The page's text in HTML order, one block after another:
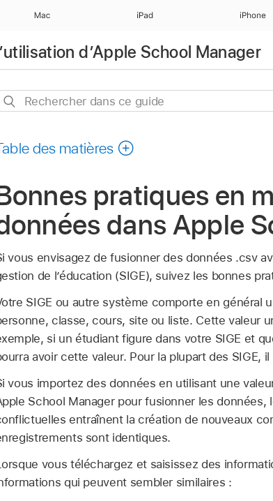
Mac iPad iPhone
d’Apple School Manager
Rechercher
des matières
pratiques en
dans Apple
vous envisagez de fusionner des données .csv
de l’éducation (SIGE), suivez les bonnes
SIGE ou autre système comporte en général
classe, cours, site ou liste. Cette valeur
si un étudiant figure dans votre SIGE et
avoir cette valeur. Pour la plupart des SIGE,
vous importez des données en utilisant une
School Manager pour fusionner les
entraînent la création de nouveaux
sont identiques.
vous téléchargez et saisissez des
qui peuvent sembler similaires :